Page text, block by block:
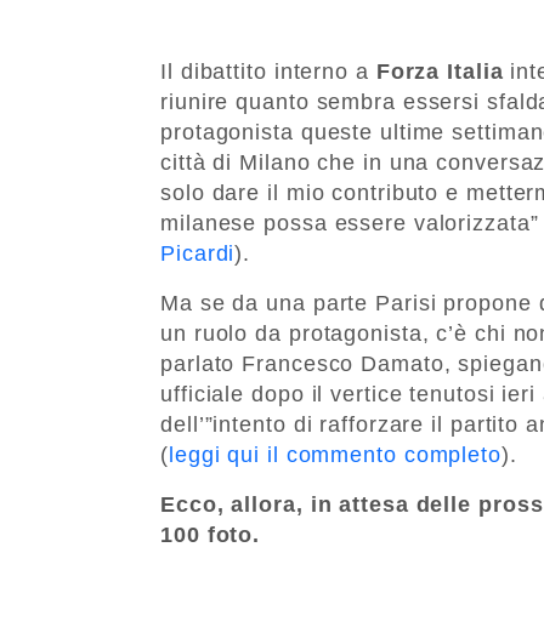
Il dibattito interno a Forza Italia
riunire quanto sembra essersi
protagonista queste ultime
città di Milano che in una
solo dare il mio contributo e
milanese possa essere valorizzata”
Picardi).
Ma se da una parte Parisi
un ruolo da protagonista, c’è chi
parlato Francesco Damato,
ufficiale dopo il vertice tenutosi
dell’”intento di rafforzare il partito
(leggi qui il commento completo).
Ecco, allora, in attesa delle
100 foto.